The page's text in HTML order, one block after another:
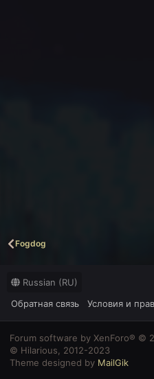
Fogdog
Russian (RU)
Обратная связь
Условия и
Forum software by XenForo® ©
© Hilarious, 2012-2023
Theme designed by MailGik